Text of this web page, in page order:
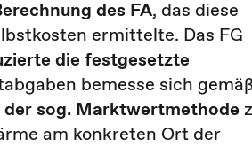
des FA, das diese
ermittelte. Das FG
die festgesetzte
bemesse sich gemäß
der sog. Marktwertmethode
am konkreten Ort der